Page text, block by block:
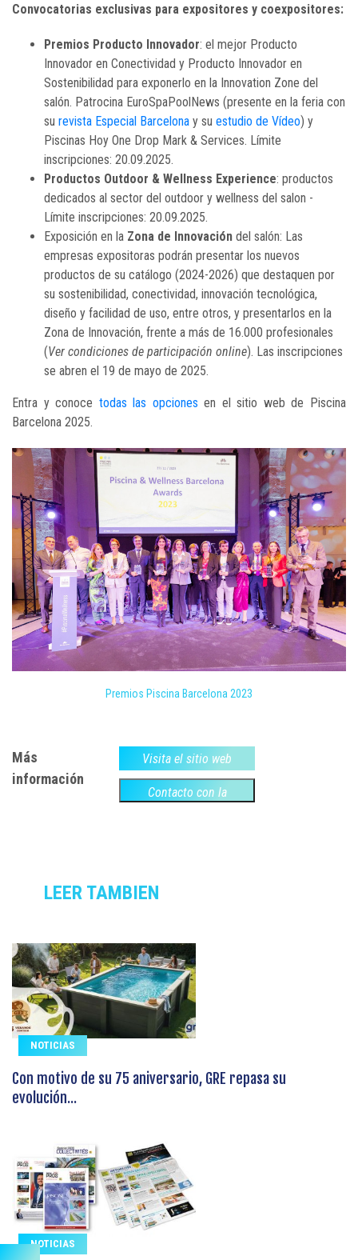
Convocatorias exclusivas para expositores y coexpositores:
Premios Producto Innovador: el mejor Producto
Innovador en Conectividad y Producto Innovador en
Sostenibilidad para exponerlo en la Innovation Zone del
salón. Patrocina EuroSpaPoolNews (presente en la feria con
su revista Especial Barcelona y su estudio de Vídeo) y
Piscinas Hoy One Drop Mark & Services. Límite
inscripciones: 20.09.2025.
Productos Outdoor & Wellness Experience: productos
dedicados al sector del outdoor y wellness del salon -
Límite inscripciones: 20.09.2025.
Exposición en la Zona de Innovación del salón: Las
empresas expositoras podrán presentar los nuevos
productos de su catálogo (2024-2026) que destaquen por
su sostenibilidad, conectividad, innovación tecnológica,
diseño y facilidad de uso, entre otros, y presentarlos en la
Zona de Innovación, frente a más de 16.000 profesionales
(Ver condiciones de participación online). Las inscripciones
se abren el 19 de mayo de 2025.
Entra y conoce todas las opciones en el sitio web de Piscina
Barcelona 2025.
Premios Piscina Barcelona 2023
Más
información
Visita el sitio web
Contacto con la
LEER TAMBIEN
NOTICIAS
Con motivo de su 75 aniversario, GRE repasa su
evolución...
NOTICIAS